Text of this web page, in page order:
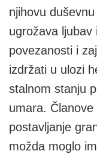
njihovu
ugrožava ljubav
povezanosti i
izdržati u ulozi
stalnom stanju
umara.
postavljanje
možda moglo